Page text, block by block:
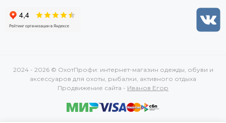
2024 - 2026 © ОхотПрофи: интернет-магазин одежды, обуви и
аксессуаров для охоты, рыбалки, активного отдыха
Продвижение сайта - Иванов Егор